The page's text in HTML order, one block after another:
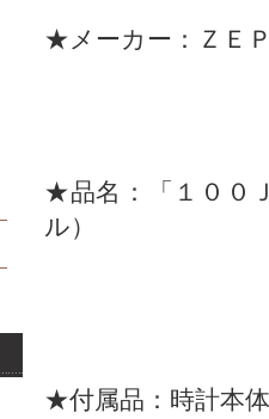
★メーカー：ＺＥ
★品名：「１００
ル）
★付属品：時計本